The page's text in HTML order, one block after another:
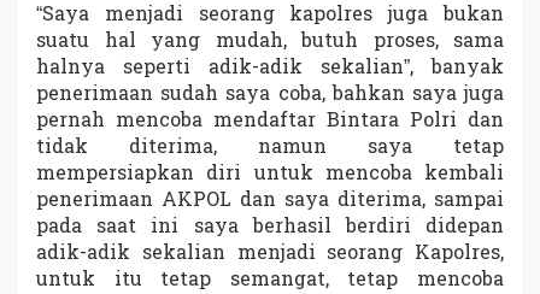
“Saya menjadi seorang kapolres juga bukan
suatu hal yang mudah, butuh proses, sama
halnya seperti adik-adik sekalian”, banyak
penerimaan sudah saya coba, bahkan saya juga
pernah mencoba mendaftar Bintara Polri dan
tidak diterima, namun saya tetap
mempersiapkan diri untuk mencoba kembali
penerimaan AKPOL dan saya diterima, sampai
pada saat ini saya berhasil berdiri didepan
adik-adik sekalian menjadi seorang Kapolres,
untuk itu tetap semangat, tetap mencoba